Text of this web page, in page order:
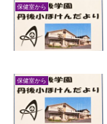
保健室から
保健室から